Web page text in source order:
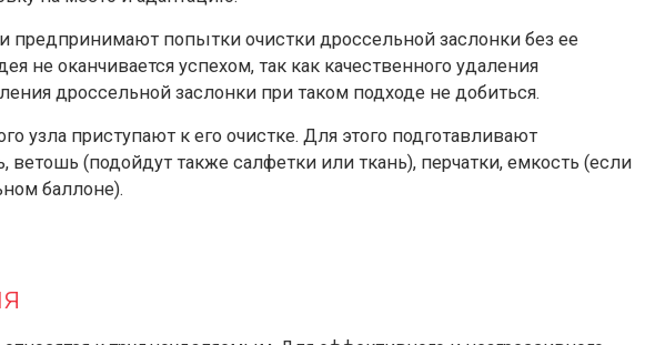
предпринимают попытки очистки дроссельной заслонки без ее
не оканчивается успехом, так как качественного удаления
дроссельной заслонки при таком подходе не добиться.
узла приступают к его очистке. Для этого подготавливают
ветошь (подойдут также салфетки или ткань), перчатки, емкость (если
баллоне).